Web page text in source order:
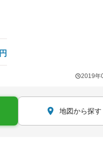
2019年
地図から探す